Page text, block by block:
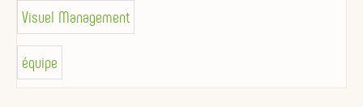
Visuel Management
équipe